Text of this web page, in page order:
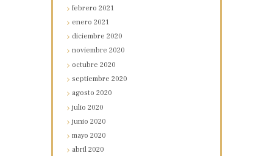
febrero2021
enero2021
diciembre2020
noviembre2020
octubre2020
septiembre2020
agosto2020
julio2020
junio2020
mayo2020
abril2020